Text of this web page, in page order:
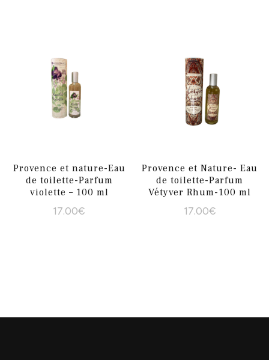
Provence et nature-Eau
de toilette-Parfum
violette – 100 ml
17.00€
Provence et Nature- Eau
de toilette-Parfum
Vétyver Rhum-100 ml
17.00€